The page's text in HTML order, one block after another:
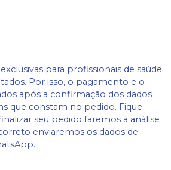
para profissionais de saúde
Por isso, o pagamento e o
após a confirmação dos dados
que constam no pedido. Fique
seu pedido faremos a análise
enviaremos os dados de